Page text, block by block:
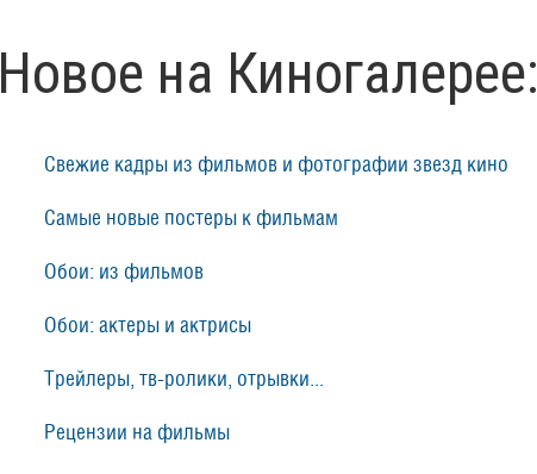
Новое на Киногалерее:
Свежие кадры из фильмов и фотографии звезд кино
Самые новые постеры к фильмам
Обои: из фильмов
Обои: актеры и актрисы
Трейлеры, тв-ролики, отрывки...
Рецензии на фильмы